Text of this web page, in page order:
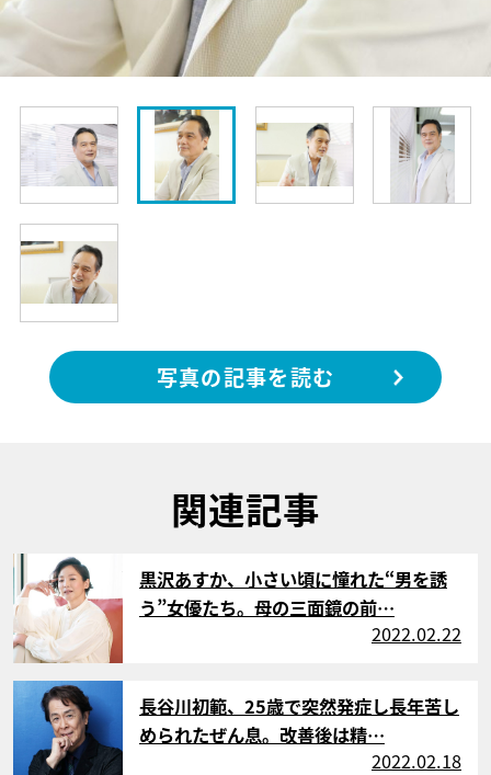
写真の記事を読む
関連記事
黒沢あすか、小さい頃に憧れた“男を誘
う”女優たち。母の三面鏡の前…
2022.02.22
サムネイル
長谷川初範、25歳で突然発症し長年苦し
められたぜん息。改善後は精…
2022.02.18